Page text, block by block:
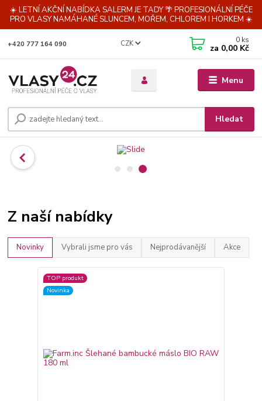
☀️ LETNÍ AKČNÍ NABÍDKA SALERM JE TADY 🌴 PROFESIONÁLNÍ PÉČE
PRO VLASY NAMÁHANÉ SLUNCEM, MOŘEM, CHLOREM I HORKEM ☀️
Menu
CZK
Hledat
+420 777 164 090 0 ks
za 0,00 Kč
Z naší nabídky
Novinky Vybrali jsme pro vás Nejprodávanější Akce
TOP produkt
Novinka